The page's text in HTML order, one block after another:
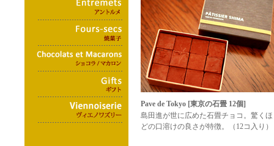
Pave de Tokyo [東京の石畳 12個]
島田進が世に広めた石畳チョコ。驚くほ
どの口溶けの良さが特徴。（12コ入り）